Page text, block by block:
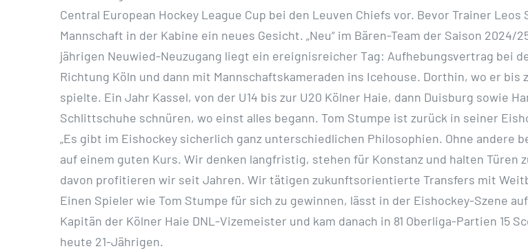
Central European Hockey League Cup bei den Leuven Chiefs vor. Bevor Trainer
Mannschaft in der Kabine ein neues Gesicht. „Neu“ im Bären-Team der Saison
jährigen Neuwied-Neuzugang liegt ein ereignisreicher Tag: Aufhebungsvertrag bei
Richtung Köln und dann mit Mannschaftskameraden ins Icehouse. Dorthin, wo er bis
spielte. Ein Jahr Kassel, von der U14 bis zur U20 Kölner Haie, dann Duisburg sowie
Schlittschuhe schnüren, wo einst alles begann. Tom Stumpe ist zurück in seiner
„Es gibt im Eishockey sicherlich ganz unterschiedlichen Philosophien. Ohne
auf einem guten Kurs. Wir denken langfristig, stehen für Konstanz und halten Türen
davon profitieren wir seit Jahren. Wir tätigen zukunftsorientierte Transfers mit
Einen Spieler wie Tom Stumpe für sich zu gewinnen, lässt in der Eishockey-Szene
Kapitän der Kölner Haie DNL-Vizemeister und kam danach in 81 Oberliga-Partien 15
heute 21-Jährigen.